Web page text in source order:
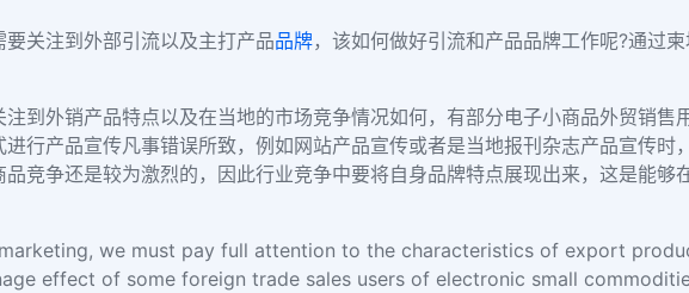
关注到外部引流以及主打产品品牌，该如何做好引流和产品品牌工作呢?通过
到外销产品特点以及在当地的市场竞争情况如何，有部分电子小商品外贸销售
行产品宣传凡事错误所致，例如网站产品宣传或者是当地报刊杂志产品宣传时
竞争还是较为激烈的，因此行业竞争中要将自身品牌特点展现出来，这是能够
we must pay full attention to the characteristics of export
effect of some foreign trade sales users of electronic small